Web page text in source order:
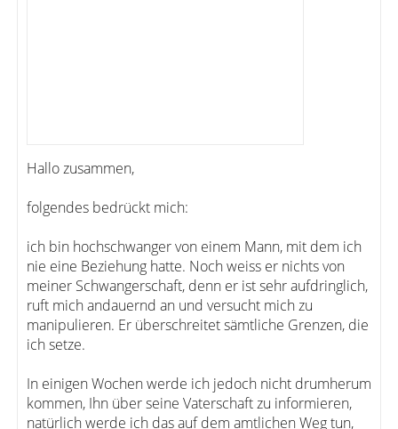
Hallo zusammen,
folgendes bedrückt mich:
ich bin hochschwanger von einem Mann, mit dem ich
nie eine Beziehung hatte. Noch weiss er nichts von
meiner Schwangerschaft, denn er ist sehr aufdringlich,
ruft mich andauernd an und versucht mich zu
manipulieren. Er überschreitet sämtliche Grenzen, die
ich setze.
In einigen Wochen werde ich jedoch nicht drumherum
kommen, Ihn über seine Vaterschaft zu informieren,
natürlich werde ich das auf dem amtlichen Weg tun,